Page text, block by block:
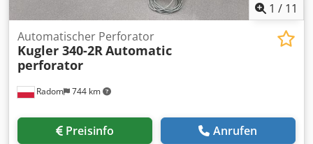
1 / 11
Radom 744 km
Automatischer Perforator
Kugler 340-2RAutomatic
perforator
Preisinfo Anrufen